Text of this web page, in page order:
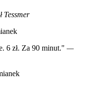
Tessmer
6 zł. Za 90 minut." —